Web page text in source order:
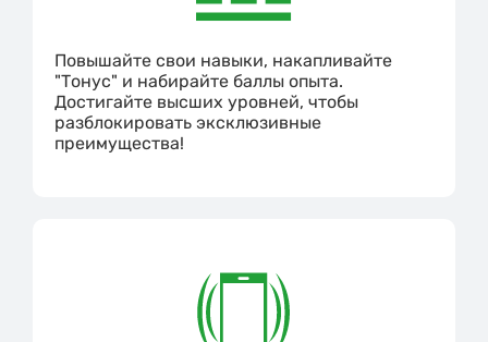
Повышайте свои навыки, накапливайте
"Тонус" и набирайте баллы опыта.
Достигайте высших уровней, чтобы
разблокировать эксклюзивные
преимущества!